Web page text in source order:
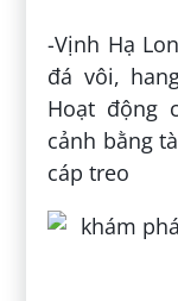
-Vịnh Hạ
đá vôi,
Hoạt động
cảnh bằng
cáp treo